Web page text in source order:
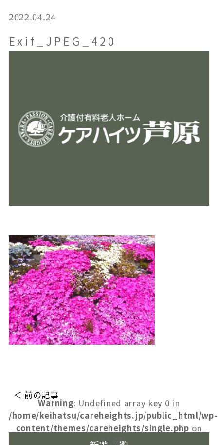
2022.04.24
Exif_JPEG_420
＜ 前の記事
Warning: Undefined array key 0 in
/home/keihatsu/careheights.jp/public_html/wp-
content/themes/careheights/single.php on
line
63